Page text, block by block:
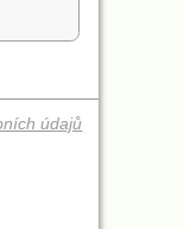
údajů